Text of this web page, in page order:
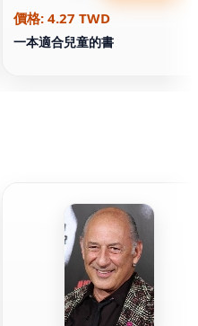
價格: 4.27 TWD
一本適合兒童的書